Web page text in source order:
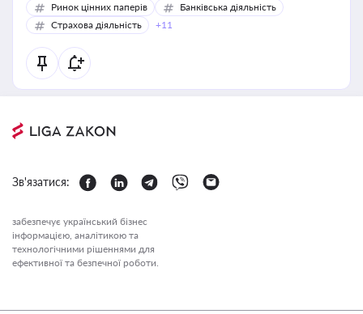
Ринок цінних паперів
Банківська діяльність
Страхова діяльність
+11
Зв'язатися:
забезпечує український бізнес
інформацією, аналітикою та
технологічними рішеннями для
ефективної та безпечної роботи.